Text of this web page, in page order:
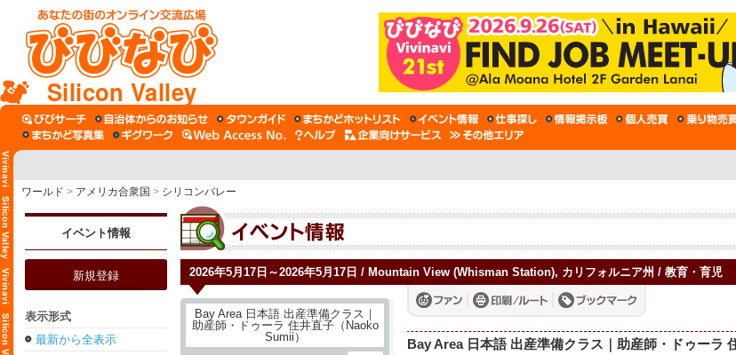
Silicon Valley
ワールド > アメリカ合衆国 > シリコンバレー
イベント情報
新規登録
表示形式
最新から全表示
2026年5月17日～2026年5月17日 / Mountain View (Whisman Station), カリフォルニア州 / 教育・育児
Bay Area 日本語 出産準備クラス｜助産師・ドゥーラ